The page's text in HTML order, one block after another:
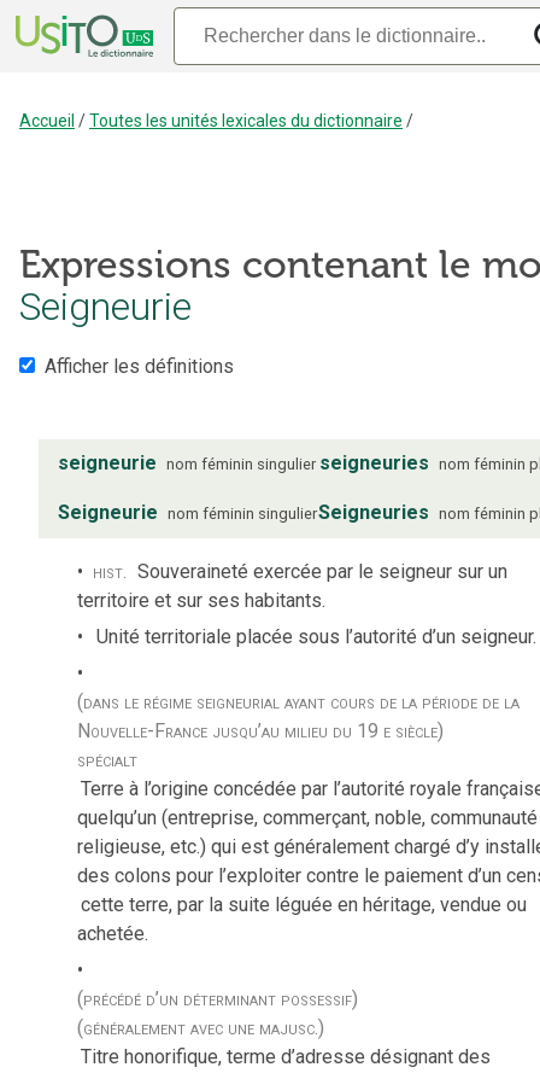
Accueil /Toutes les unités lexicales du dictionnaire /
Expressions contenant le
Seigneurie
Afficher les définitions
seigneurie nom féminin singulier seigneuries nom féminin
Seigneurie nom féminin singulierSeigneuries nom féminin
hist. Souveraineté exercée par le seigneur sur un
territoire et sur ses habitants.
Unité territoriale placée sous l’autorité d’un seigneur.
(dans le régime seigneurial ayant cours de la période de la
Nouvelle-France jusqu’au milieu du 19 e siècle)
spécialt
Terre à l’origine concédée par l’autorité royale
quelqu’un (entreprise, commerçant, noble, communauté
religieuse, etc.) qui est généralement chargé d’y
des colons pour l’exploiter contre le paiement d’un
cette terre, par la suite léguée en héritage, vendue ou
achetée.
(précédé d’un déterminant possessif)
(généralement avec une majusc.)
Titre honorifique, terme d’adresse désignant des